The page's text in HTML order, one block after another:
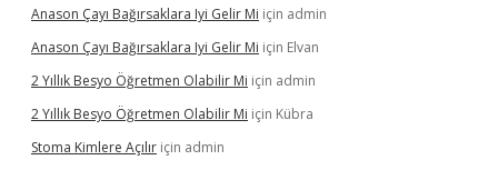
Anason Çayı Bağırsaklara Iyi Gelir Mi için admin
Anason Çayı Bağırsaklara Iyi Gelir Mi için Elvan
2 Yıllık Besyo Öğretmen Olabilir Mi için admin
2 Yıllık Besyo Öğretmen Olabilir Mi için Kübra
Stoma Kimlere Açılır için admin